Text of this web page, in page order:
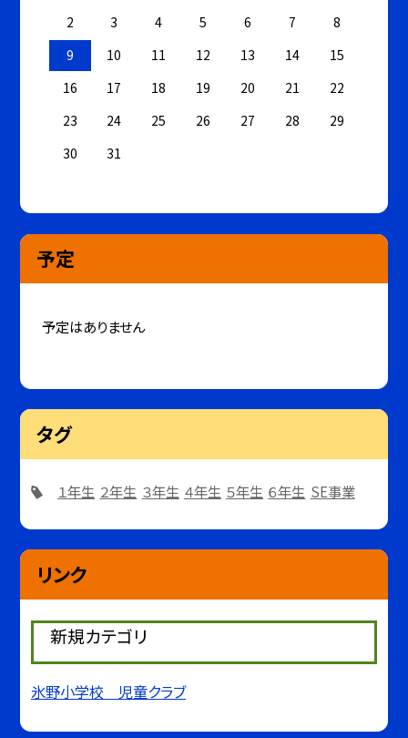
2
3 4 5 6 7
8
9
10 11 12 13 14
15
16
17 18 19 20 21
22
23
24 25 26 27 28
29
30
31
予定
予定はありません
タグ
１年生 ２年生 ３年生 ４年生 ５年生 ６年生 SE事業
リンク
新規カテゴリ
氷野小学校 児童クラブ